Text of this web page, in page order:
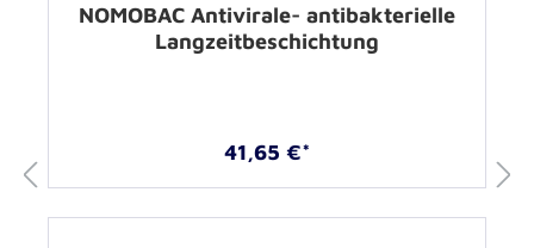
NOMOBAC Antivirale- antibakterielle
Langzeitbeschichtung
41,65 €*